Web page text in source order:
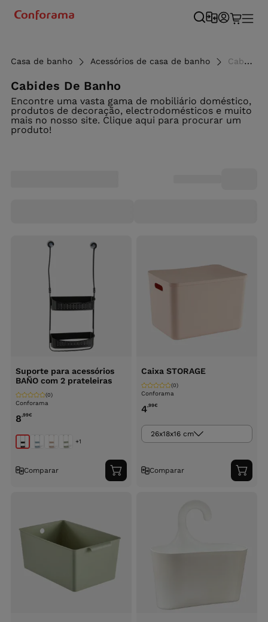
Casa de banho Acessórios de casa de banho Cabides de banho - Conforama
Cabides De Banho
Encontre uma vasta gama de mobiliário doméstico,
produtos de decoração, electrodomésticos e muito
mais no nosso site. Clique aqui para procurar um
produto!
Suporte para acessórios
BAÑO com 2 prateleiras
Conforama
(0)
8,99€
+1
Comparar
Adicionar
ao
Caixa STORAGE
Conforama
(0)
4,99€
26x18x16 cm
Comparar
ao